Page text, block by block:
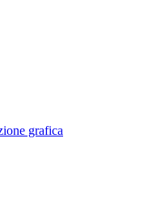
grafica